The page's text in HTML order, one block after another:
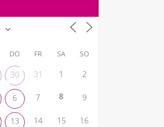
DO FR SA SO
30 31 1 2
6 7 8 9
13 14 15 16